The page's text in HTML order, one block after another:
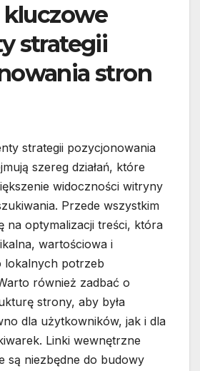
kluczowe
strategii
stron
strategii pozycjonowania
szereg działań, które
widoczności witryny
Przede wszystkim
na optymalizacji treści, która
wartościowa i
lokalnych potrzeb
również zadbać o
strony, aby była
dla użytkowników, jak i dla
Linki wewnętrzne
są niezbędne do budowy